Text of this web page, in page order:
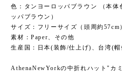
色：タンヨーロッパブラウン （本体
ッパブラウン）
サイズ：フリーサイズ（頭周約57cm
素材：Paper、その他
生産国：日本(装飾/仕上げ)、台湾(帽
AthenaNewYorkの中折れハット"カ